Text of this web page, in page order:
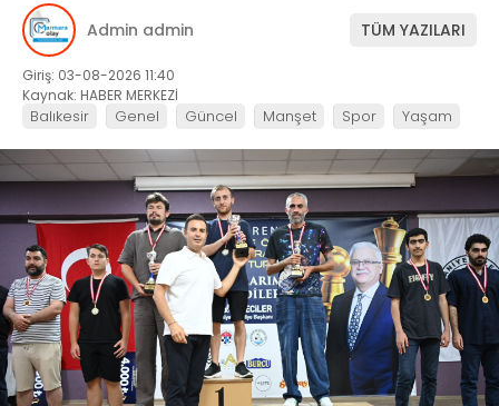
Admin admin TÜM YAZILARI
Giriş: 03-08-2026 11:40
Kaynak: HABER MERKEZİ
Balıkesir Genel Güncel Manşet Spor Yaşam